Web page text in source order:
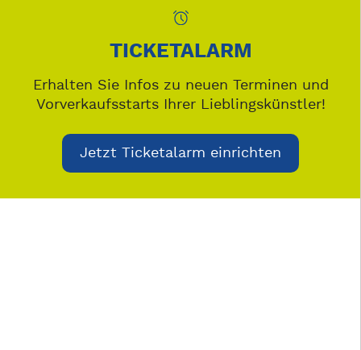
TICKETALARM
Erhalten Sie Infos zu neuen Terminen und
Vorverkaufsstarts Ihrer Lieblingskünstler!
Jetzt Ticketalarm einrichten